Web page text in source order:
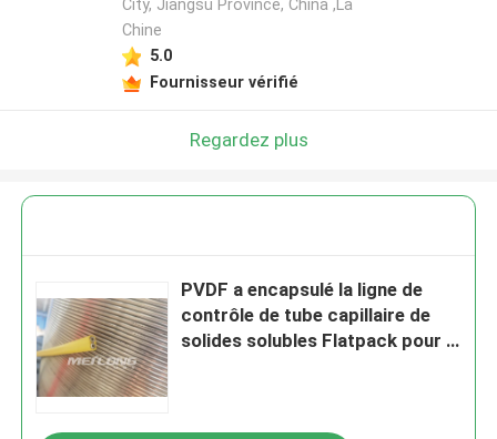
City, Jiangsu Province, China ,La
Chine
5.0
Fournisseur vérifié
Regardez plus
PVDF a encapsulé la ligne de
contrôle de tube capillaire de
solides solubles Flatpack pour le